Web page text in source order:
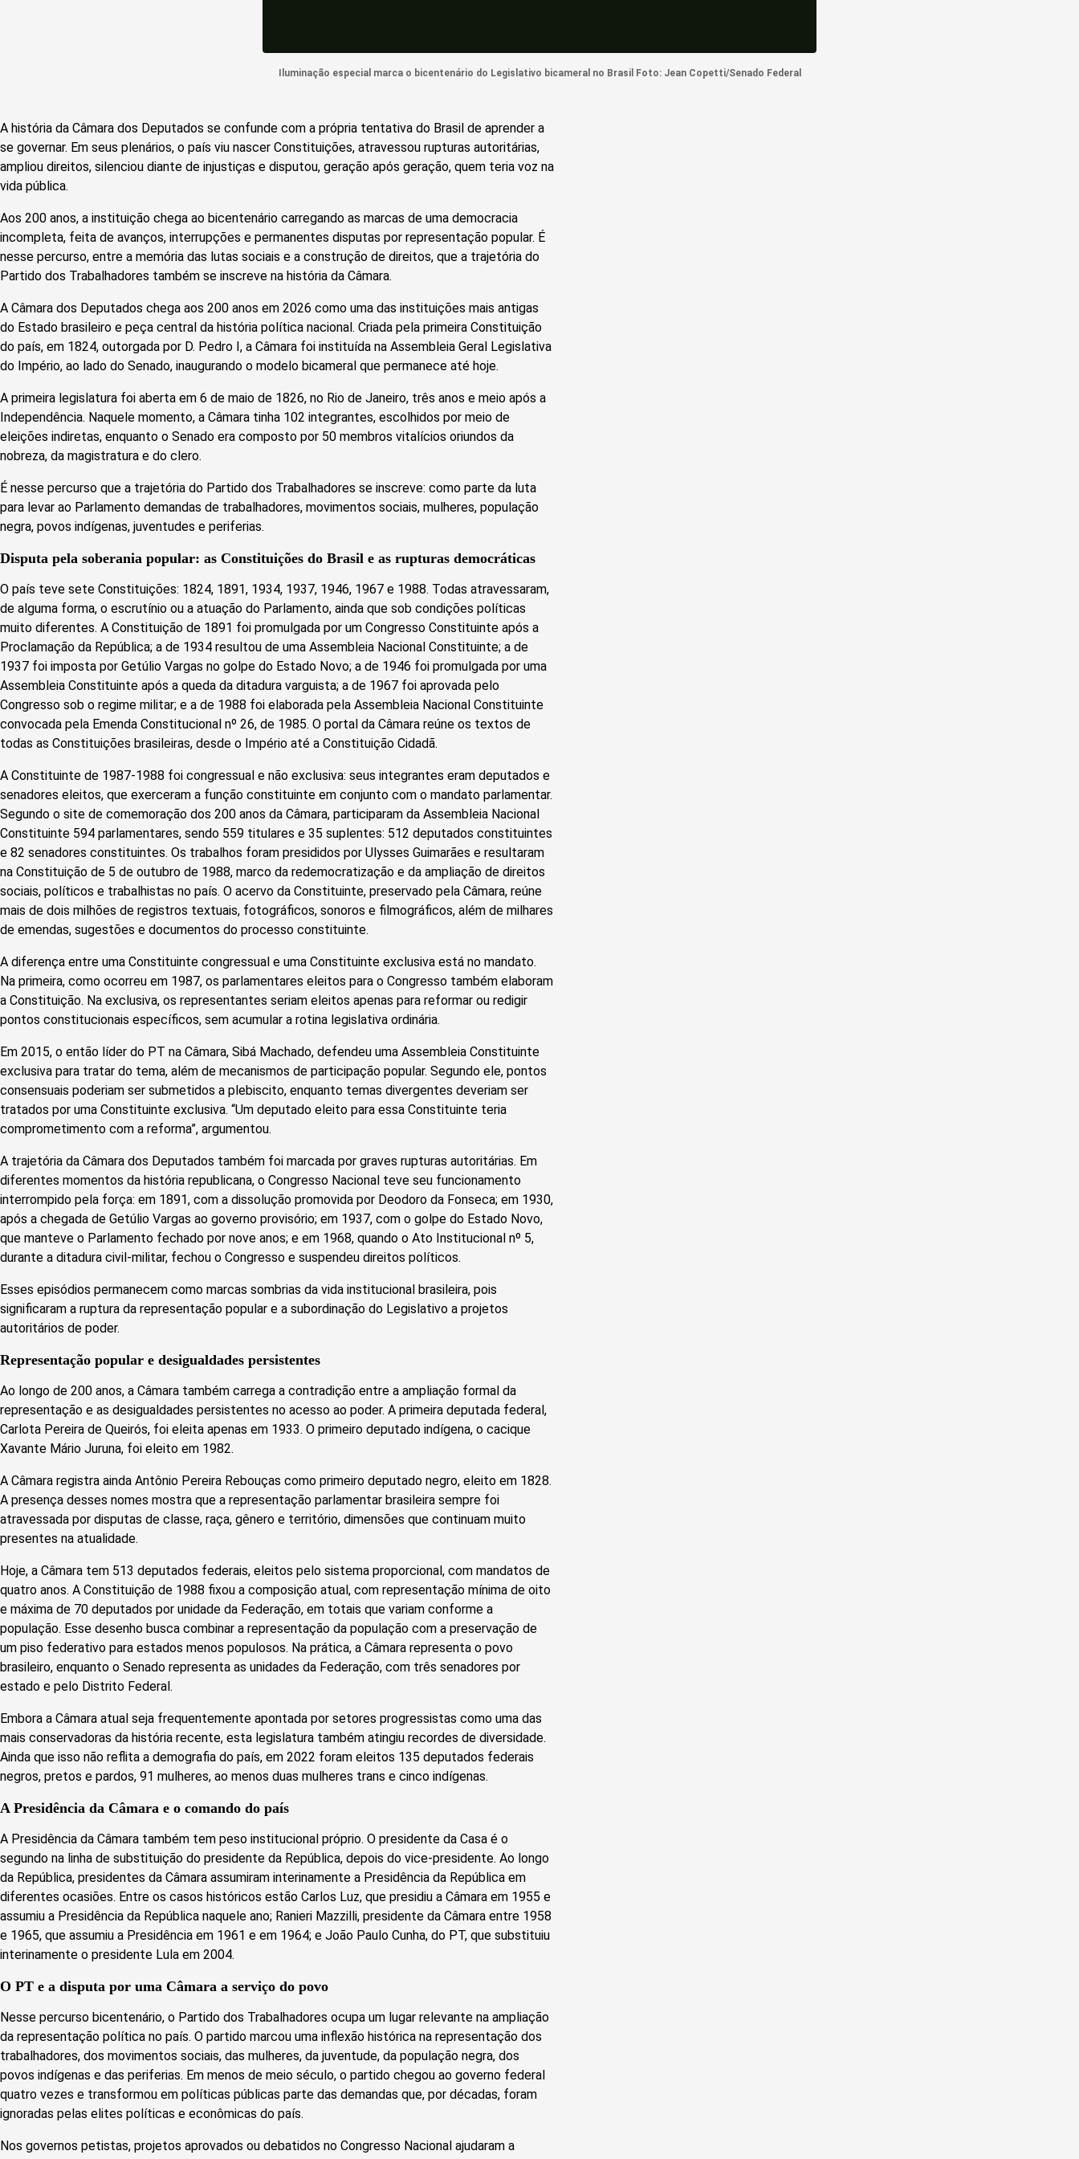
Iluminação especial marca o bicentenário do Legislativo bicameral no Brasil Foto: Jean Copetti/Senado Federal
A história da Câmara dos Deputados se confunde com a própria tentativa do Brasil de aprender a
se governar. Em seus plenários, o país viu nascer Constituições, atravessou rupturas autoritárias,
ampliou direitos, silenciou diante de injustiças e disputou, geração após geração, quem teria voz na
vida pública.
Aos 200 anos, a instituição chega ao bicentenário carregando as marcas de uma democracia
incompleta, feita de avanços, interrupções e permanentes disputas por representação popular. É
nesse percurso, entre a memória das lutas sociais e a construção de direitos, que a trajetória do
Partido dos Trabalhadores também se inscreve na história da Câmara.
A Câmara dos Deputados chega aos 200 anos em 2026 como uma das instituições mais antigas
do Estado brasileiro e peça central da história política nacional. Criada pela primeira Constituição
do país, em 1824, outorgada por D. Pedro I, a Câmara foi instituída na Assembleia Geral Legislativa
do Império, ao lado do Senado, inaugurando o modelo bicameral que permanece até hoje.
A primeira legislatura foi aberta em 6 de maio de 1826, no Rio de Janeiro, três anos e meio após a
Independência. Naquele momento, a Câmara tinha 102 integrantes, escolhidos por meio de
eleições indiretas, enquanto o Senado era composto por 50 membros vitalícios oriundos da
nobreza, da magistratura e do clero.
É nesse percurso que a trajetória do Partido dos Trabalhadores se inscreve: como parte da luta
para levar ao Parlamento demandas de trabalhadores, movimentos sociais, mulheres, população
negra, povos indígenas, juventudes e periferias.
Disputa pela soberania popular: as Constituições do Brasil e as rupturas democráticas
O país teve sete Constituições: 1824, 1891, 1934, 1937, 1946, 1967 e 1988. Todas atravessaram,
de alguma forma, o escrutínio ou a atuação do Parlamento, ainda que sob condições políticas
muito diferentes. A Constituição de 1891 foi promulgada por um Congresso Constituinte após a
Proclamação da República; a de 1934 resultou de uma Assembleia Nacional Constituinte; a de
1937 foi imposta por Getúlio Vargas no golpe do Estado Novo; a de 1946 foi promulgada por uma
Assembleia Constituinte após a queda da ditadura varguista; a de 1967 foi aprovada pelo
Congresso sob o regime militar; e a de 1988 foi elaborada pela Assembleia Nacional Constituinte
convocada pela Emenda Constitucional nº 26, de 1985. O portal da Câmara reúne os textos de
todas as Constituições brasileiras, desde o Império até a Constituição Cidadã.
A Constituinte de 1987-1988 foi congressual e não exclusiva: seus integrantes eram deputados e
senadores eleitos, que exerceram a função constituinte em conjunto com o mandato parlamentar.
Segundo o site de comemoração dos 200 anos da Câmara, participaram da Assembleia Nacional
Constituinte 594 parlamentares, sendo 559 titulares e 35 suplentes: 512 deputados constituintes
e 82 senadores constituintes. Os trabalhos foram presididos por Ulysses Guimarães e resultaram
na Constituição de 5 de outubro de 1988, marco da redemocratização e da ampliação de direitos
sociais, políticos e trabalhistas no país. O acervo da Constituinte, preservado pela Câmara, reúne
mais de dois milhões de registros textuais, fotográficos, sonoros e filmográficos, além de milhares
de emendas, sugestões e documentos do processo constituinte.
A diferença entre uma Constituinte congressual e uma Constituinte exclusiva está no mandato.
Na primeira, como ocorreu em 1987, os parlamentares eleitos para o Congresso também elaboram
a Constituição. Na exclusiva, os representantes seriam eleitos apenas para reformar ou redigir
pontos constitucionais específicos, sem acumular a rotina legislativa ordinária.
Em 2015, o então líder do PT na Câmara, Sibá Machado, defendeu uma Assembleia Constituinte
exclusiva para tratar do tema, além de mecanismos de participação popular. Segundo ele, pontos
consensuais poderiam ser submetidos a plebiscito, enquanto temas divergentes deveriam ser
tratados por uma Constituinte exclusiva. “Um deputado eleito para essa Constituinte teria
comprometimento com a reforma”, argumentou.
A trajetória da Câmara dos Deputados também foi marcada por graves rupturas autoritárias. Em
diferentes momentos da história republicana, o Congresso Nacional teve seu funcionamento
interrompido pela força: em 1891, com a dissolução promovida por Deodoro da Fonseca; em 1930,
após a chegada de Getúlio Vargas ao governo provisório; em 1937, com o golpe do Estado Novo,
que manteve o Parlamento fechado por nove anos; e em 1968, quando o Ato Institucional nº 5,
durante a ditadura civil-militar, fechou o Congresso e suspendeu direitos políticos.
Esses episódios permanecem como marcas sombrias da vida institucional brasileira, pois
significaram a ruptura da representação popular e a subordinação do Legislativo a projetos
autoritários de poder.
Representação popular e desigualdades persistentes
Ao longo de 200 anos, a Câmara também carrega a contradição entre a ampliação formal da
representação e as desigualdades persistentes no acesso ao poder. A primeira deputada federal,
Carlota Pereira de Queirós, foi eleita apenas em 1933. O primeiro deputado indígena, o cacique
Xavante Mário Juruna, foi eleito em 1982.
A Câmara registra ainda Antônio Pereira Rebouças como primeiro deputado negro, eleito em 1828.
A presença desses nomes mostra que a representação parlamentar brasileira sempre foi
atravessada por disputas de classe, raça, gênero e território, dimensões que continuam muito
presentes na atualidade.
Hoje, a Câmara tem 513 deputados federais, eleitos pelo sistema proporcional, com mandatos de
quatro anos. A Constituição de 1988 fixou a composição atual, com representação mínima de oito
e máxima de 70 deputados por unidade da Federação, em totais que variam conforme a
população. Esse desenho busca combinar a representação da população com a preservação de
um piso federativo para estados menos populosos. Na prática, a Câmara representa o povo
brasileiro, enquanto o Senado representa as unidades da Federação, com três senadores por
estado e pelo Distrito Federal.
Embora a Câmara atual seja frequentemente apontada por setores progressistas como uma das
mais conservadoras da história recente, esta legislatura também atingiu recordes de diversidade.
Ainda que isso não reflita a demografia do país, em 2022 foram eleitos 135 deputados federais
negros, pretos e pardos, 91 mulheres, ao menos duas mulheres trans e cinco indígenas.
A Presidência da Câmara e o comando do país
A Presidência da Câmara também tem peso institucional próprio. O presidente da Casa é o
segundo na linha de substituição do presidente da República, depois do vice-presidente. Ao longo
da República, presidentes da Câmara assumiram interinamente a Presidência da República em
diferentes ocasiões. Entre os casos históricos estão Carlos Luz, que presidiu a Câmara em 1955 e
assumiu a Presidência da República naquele ano; Ranieri Mazzilli, presidente da Câmara entre 1958
e 1965, que assumiu a Presidência em 1961 e em 1964; e João Paulo Cunha, do PT, que substituiu
interinamente o presidente Lula em 2004.
O PT e a disputa por uma Câmara a serviço do povo
Nesse percurso bicentenário, o Partido dos Trabalhadores ocupa um lugar relevante na ampliação
da representação política no país. O partido marcou uma inflexão histórica na representação dos
trabalhadores, dos movimentos sociais, das mulheres, da juventude, da população negra, dos
povos indígenas e das periferias. Em menos de meio século, o partido chegou ao governo federal
quatro vezes e transformou em políticas públicas parte das demandas que, por décadas, foram
ignoradas pelas elites políticas e econômicas do país.
Nos governos petistas, projetos aprovados ou debatidos no Congresso Nacional ajudaram a